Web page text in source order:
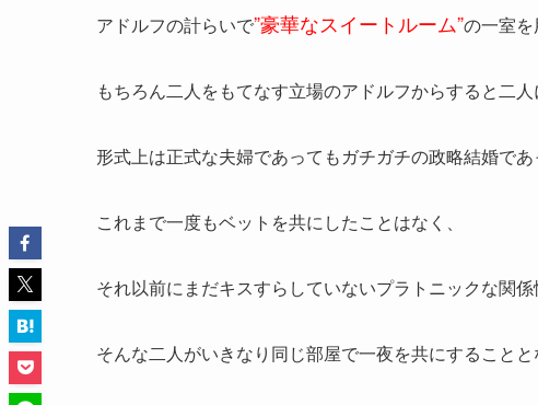
アドルフの計らいで”豪華なスイートルーム”の一室を
もちろん二人をもてなす立場のアドルフからすると二
形式上は正式な夫婦であってもガチガチの政略結婚であ
これまで一度もベットを共にしたことはなく、
それ以前にまだキスすらしていないプラトニックな関係
そんな二人がいきなり同じ部屋で一夜を共にすること